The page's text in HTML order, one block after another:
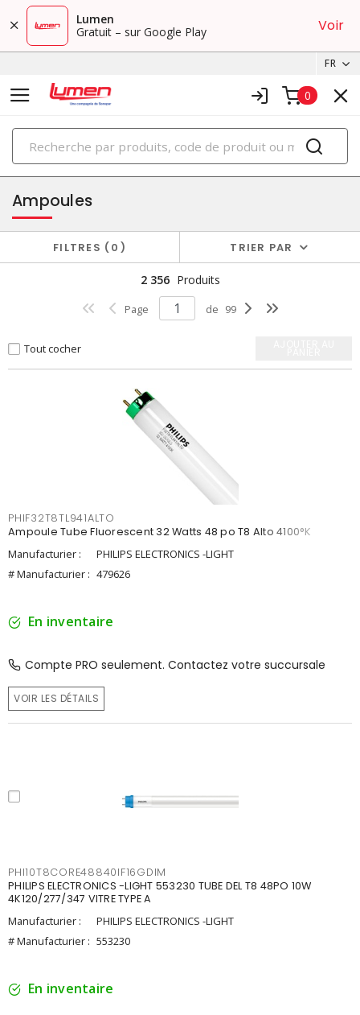
Lumen
Gratuit – sur Google Play
Voir
FR
0
PRODUITS
éclairage
Ampoules
FILTRES 0 TRIER PAR
2 356 Produits
Page de 99
Tout cocher
PHIF32T8TL941ALTO
Ampoule Tube Fluorescent 32 Watts 48 po T8 Alto 4100°K
Manufacturier :
PHILIPS ELECTRONICS -LIGHT
# Manufacturier : 479626
En inventaire
Compte PRO seulement. Contactez votre succursale
VOIR LES DÉTAILS
PHI10T8CORE48840IF16GDIM
PHILIPS ELECTRONICS -LIGHT 553230 TUBE DEL T8 48PO 10W
4K120/277/347 VITRE TYPE A
Manufacturier :
PHILIPS ELECTRONICS -LIGHT
# Manufacturier : 553230
En inventaire